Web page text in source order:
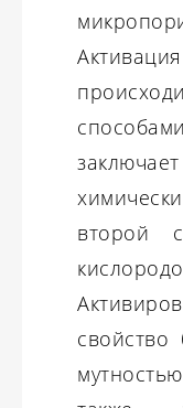
второй